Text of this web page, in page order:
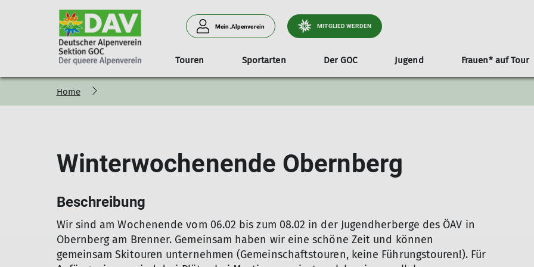
Mein.Alpenverein MITGLIED WERDEN
Touren
Tourenprogramm Mailinglisten & WhatsApp-Gruppen Ausrüstungsverleih Reiseberichte
Sportarten
Wandern & Bergsteigen Hochtouren Wintersport Klettern & Bouldern
Der GOC
Das ist der queere Alpenverein
Bildergalerien
GOC in den Medien
Unsere Tourenleiter*innen GOC-Abend Vorstände &
Jugend
Touren Gruppen JDAV
Frauen* auf Tour
Klimaschutz im GOC
Klimaschutz in den DAV-Sektionen
Mit
Mitglied werden Service
GOC Mitgliedsbeiträge
DAV-Versicherung
Archiv
Touren-Archiv
Downloads Kontakt
Home
Winterwochenende Obernberg
Beschreibung
Wir sind am Wochenende vom 06.02 bis zum 08.02 in der Jugendherberge des ÖAV in
Obernberg am Brenner. Gemeinsam haben wir eine schöne Zeit und können
gemeinsam Skitouren unternehmen (Gemeinschaftstouren, keine Führungstouren!). Für